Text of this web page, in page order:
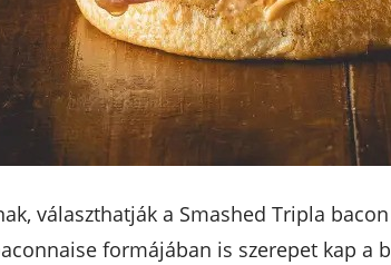
választhatják a Smashed Tripla
formájában is szerepet kap